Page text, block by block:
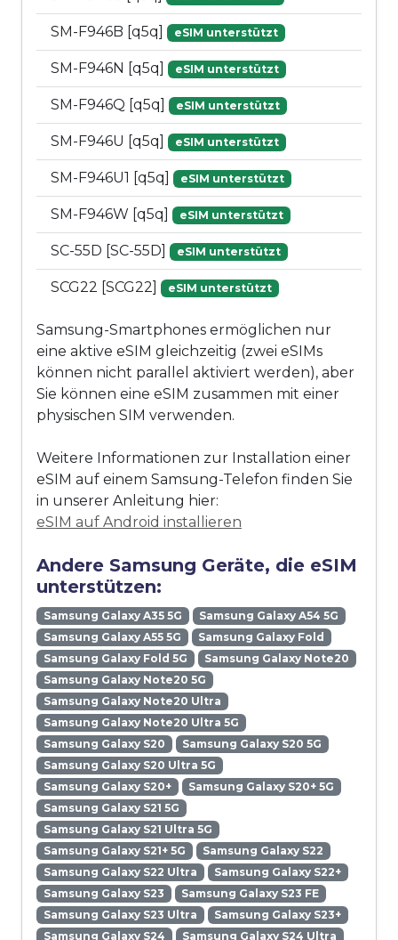
SM-F946B [q5q] eSIM unterstützt
SM-F946N [q5q] eSIM unterstützt
SM-F946Q [q5q] eSIM unterstützt
SM-F946U [q5q] eSIM unterstützt
SM-F946U1 [q5q] eSIM unterstützt
SM-F946W [q5q] eSIM unterstützt
SC-55D [SC-55D] eSIM unterstützt
SCG22 [SCG22] eSIM unterstützt
Samsung-Smartphones ermöglichen nur
eine aktive eSIM gleichzeitig (zwei eSIMs
können nicht parallel aktiviert werden), aber
Sie können eine eSIM zusammen mit einer
physischen SIM verwenden.
Weitere Informationen zur Installation einer
eSIM auf einem Samsung-Telefon finden Sie
in unserer Anleitung hier:
eSIM auf Android installieren
Andere Samsung Geräte, die eSIM
unterstützen:
Samsung Galaxy A35 5G
Samsung Galaxy A54 5G
Samsung Galaxy A55 5G
Samsung Galaxy Fold
Samsung Galaxy Fold 5G
Samsung Galaxy Note20
Samsung Galaxy Note20 5G
Samsung Galaxy Note20 Ultra
Samsung Galaxy Note20 Ultra 5G
Samsung Galaxy S20
Samsung Galaxy S20 5G
Samsung Galaxy S20 Ultra 5G
Samsung Galaxy S20+
Samsung Galaxy S20+ 5G
Samsung Galaxy S21 5G
Samsung Galaxy S21 Ultra 5G
Samsung Galaxy S21+ 5G
Samsung Galaxy S22
Samsung Galaxy S22 Ultra
Samsung Galaxy S22+
Samsung Galaxy S23
Samsung Galaxy S23 FE
Samsung Galaxy S23 Ultra
Samsung Galaxy S23+
Samsung Galaxy S24
Samsung Galaxy S24 Ultra